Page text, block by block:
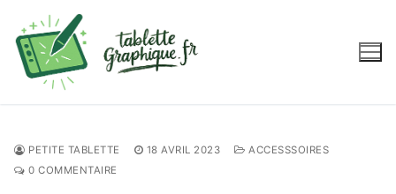
contenu
PETITE TABLETTE 18 AVRIL 2023
ACCESSSOIRES
0 COMMENTAIRE